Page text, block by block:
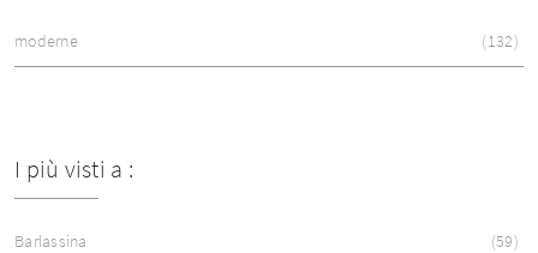
moderne 132
I più visti a :
Barlassina 59